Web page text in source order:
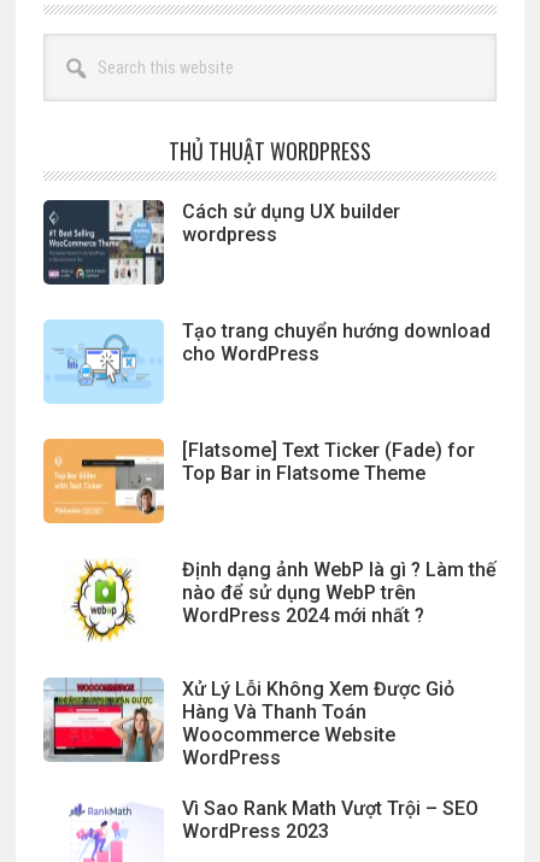
this
website
THỦ THUẬT WORDPRESS
Cách sử dụng UX builder
wordpress
Tạo trang chuyển hướng download
cho WordPress
[Flatsome] Text Ticker (Fade) for
Top Bar in Flatsome Theme
Định dạng ảnh WebP là gì ? Làm thế
nào để sử dụng WebP trên
WordPress 2024 mới nhất ?
Xử Lý Lỗi Không Xem Được Giỏ
Hàng Và Thanh Toán
Woocommerce Website
WordPress
Vì Sao Rank Math Vượt Trội – SEO
WordPress 2023